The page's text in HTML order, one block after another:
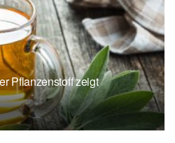
Pflanzenstoff zeigt